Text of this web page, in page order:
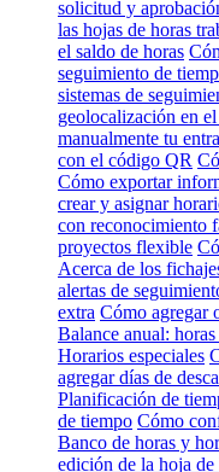
solicitud y
las hojas de horas
el saldo de horas
seguimiento de
sistemas de
geolocalización en
manualmente tu
con el código QR
Cómo exportar
crear y asignar
con reconocimiento
proyectos flexible
Acerca de los
alertas de
extra Cómo agregar
Balance anual:
Horarios especiales
agregar días de
Planificación de
de tiempo Cómo
Banco de horas y
edición de la hoja de